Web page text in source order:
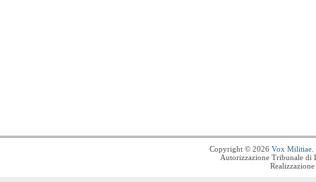
Copyright © 2026 Vox Militiae
Autorizzazione Tribunale di